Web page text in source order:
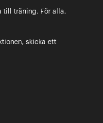
till träning. För alla.
skicka ett